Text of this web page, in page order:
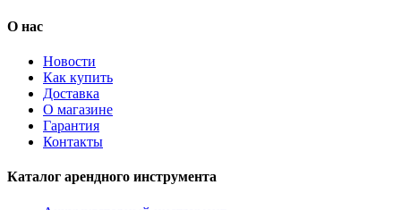
О нас
Новости
Как купить
Доставка
О магазине
Гарантия
Контакты
Каталог арендного инструмента